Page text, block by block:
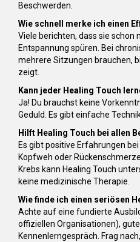
Beschwerden.
Wie schnell merke ich einen
Viele berichten, dass sie schon
Entspannung spüren. Bei
mehrere Sitzungen brauchen,
zeigt.
Kann jeder Healing Touch
Ja! Du brauchst keine
Geduld. Es gibt einfache
Hilft Healing Touch bei allen
Es gibt positive Erfahrungen
Kopfweh oder
Krebs kann Healing Touch
keine medizinische Therapie.
Wie finde ich einen seriösen
Achte auf eine fundierte
offiziellen Organisationen),
Kennenlerngespräch. Frag